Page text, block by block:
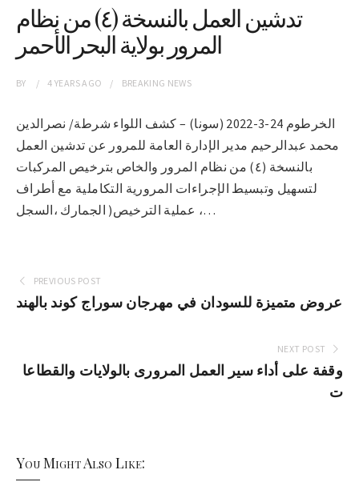
تدشين العمل بالنسخة (٤) من نظام
المرور بولاية البحر الأحمر
BY 4 YEARSAGO BREAKING NEWS
الخرطوم 24-3-2022 (سونا) – كشف اللواء شرطة/ نصرالدين
محمد عبدالرحيم مدير الإدارة العامة للمرور عن تدشين العمل
بالنسخة (٤) من نظام المرور والخاص بترخيص المركبات
لتسهيل وتبسيط الإجراءات المرورية التكاملية مع أطراف
عملية الترخيص( الجمارك ،السجل ،…
PREVIOUS POST
عروض متميزة للسودان في مهرجان سوراج كوند بالهند
NEXT POST
وقفة على أداء سير العمل المرورى بالولايات والقطاعا
ت
You Might Also Like: